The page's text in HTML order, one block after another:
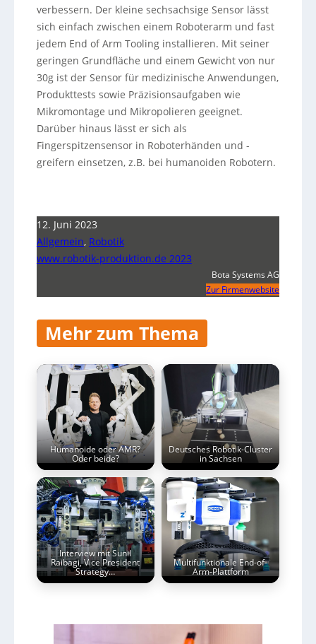
verbessern. Der kleine sechsachsige Sensor lässt
sich einfach zwischen einem Roboterarm und fast
jedem End of Arm Tooling installieren. Mit seiner
geringen Grundfläche und einem Gewicht von nur
30g ist der Sensor für medizinische Anwendungen,
Produkttests sowie Präzisionsaufgaben wie
Mikromontage und Mikropolieren geeignet.
Darüber hinaus lässt er sich als
Fingerspitzensensor in Roboterhänden und -
greifern einsetzen, z.B. bei humanoiden Robotern.
12. Juni 2023
Allgemein, Robotik
www.robotik-produktion.de 2023
Bota Systems AG
Zur Firmenwebsite
Mehr zum Thema
Humanoide oder AMR?
Oder beide?
Deutsches Robotik-Cluster
in Sachsen
Interview mit Sunil
Raibagi, Vice President
Strategy…
Multifunktionale End-of-
Arm-Plattform